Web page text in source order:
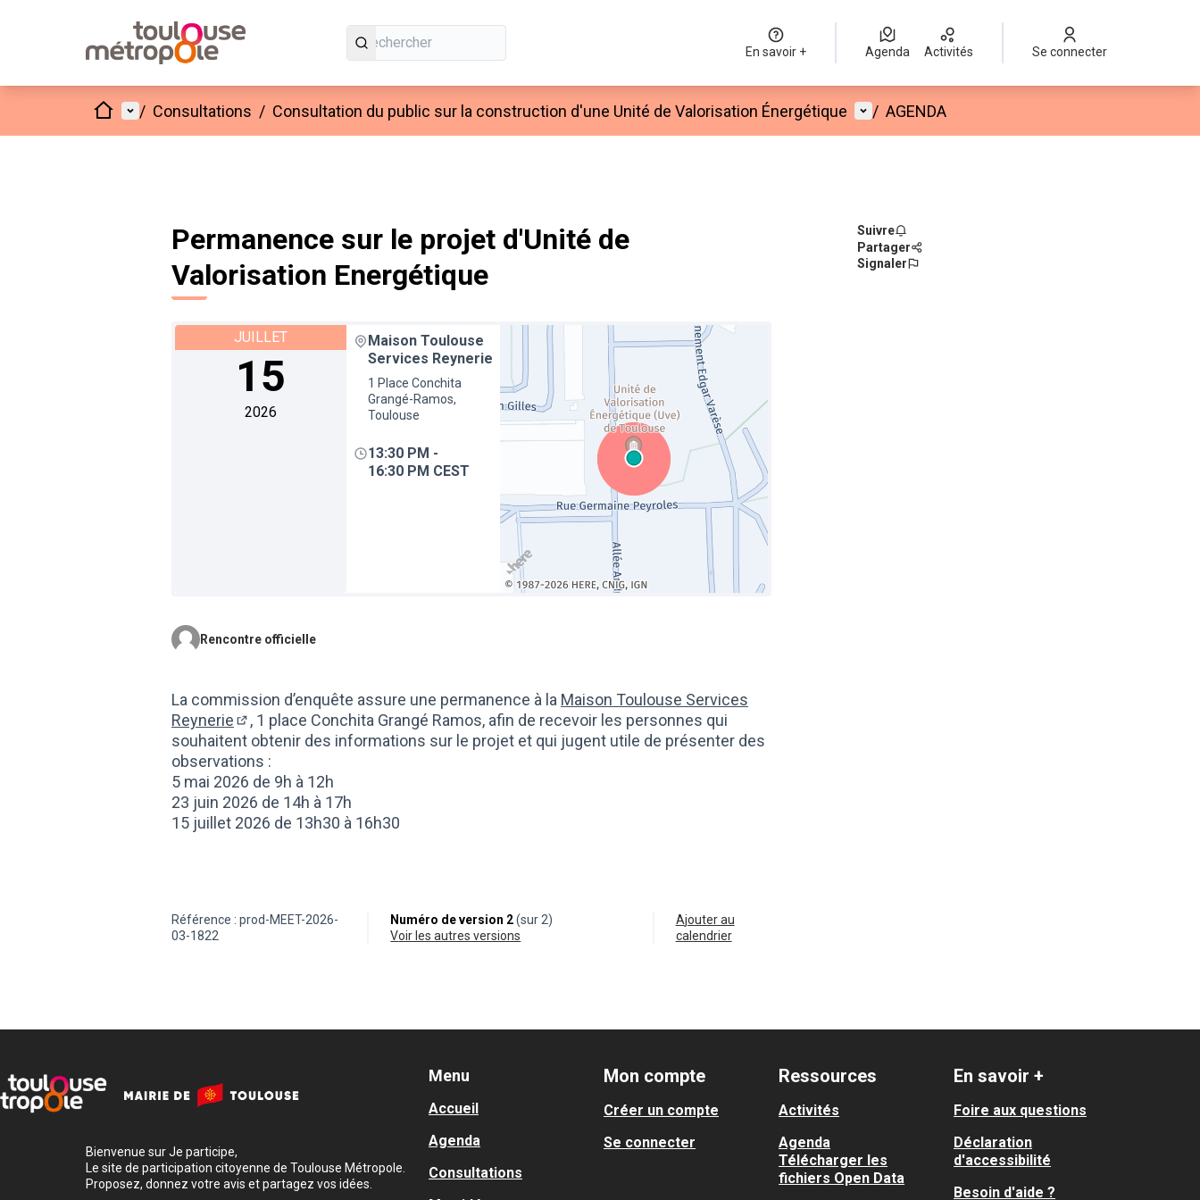
En savoir + Agenda Activités Se connecter
AccueilMenu principal
/ Consultations / Consultation du public sur la construction d'une Unité de Valorisation Énergétique Menu utilisateur
/ AGENDA
Permanence sur le projet d'Unité de
Valorisation Energétique
JUILLET
15
2026
Maison Toulouse
Services Reynerie
1 Place Conchita
Grangé-Ramos,
Toulouse
13:30 PM -
16:30 PM CEST
Rencontre officielle
La commission d’enquête assure une permanence à la Maison Toulouse Services
Reynerie
(Lien externe)
, 1 place Conchita Grangé Ramos, afin de recevoir les personnes qui
souhaitent obtenir des informations sur le projet et qui jugent utile de présenter des
observations :
5 mai 2026 de 9h à 12h
23 juin 2026 de 14h à 17h
15 juillet 2026 de 13h30 à 16h30
Suivre
Partager
Signaler
Référence : prod-MEET-2026-
03-1822
Numéro de version 2(sur 2)
voir les autres versions
Ajouter au
calendrier
Bienvenue sur Je participe,
Le site de participation citoyenne de Toulouse Métropole.
Proposez, donnez votre avis et partagez vos idées.
Menu
Accueil
Agenda
Consultations
Mon compte
Créer un compte
Se connecter
Ressources
Activités
Agenda
Télécharger les
fichiers Open Data
En savoir +
Foire aux questions
Déclaration
d'accessibilité
Besoin d'aide ?